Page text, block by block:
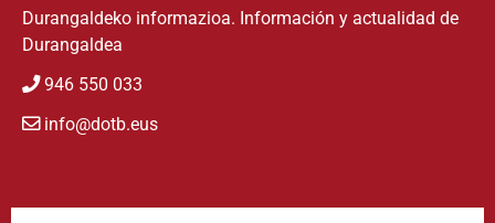
Durangaldeko informazioa. Información y actualidad de
Durangaldea
946 550 033
info@dotb.eus